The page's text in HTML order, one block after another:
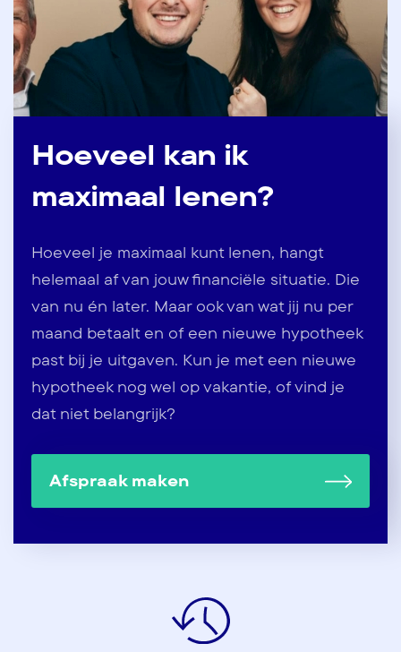
Hoeveel kan ik
maximaal lenen?
Hoeveel je maximaal kunt lenen, hangt
helemaal af van jouw financiële situatie. Die
van nu én later. Maar ook van wat jij nu per
maand betaalt en of een nieuwe hypotheek
past bij je uitgaven. Kun je met een nieuwe
hypotheek nog wel op vakantie, of vind je
dat niet belangrijk?
Afspraak maken